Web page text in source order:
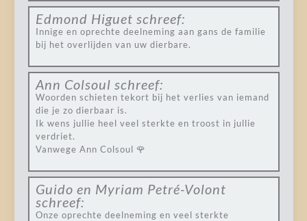
Edmond Higuet schreef:
Innige en oprechte deelneming aan gans de familie
bij het overlijden van uw dierbare.
Ann Colsoul schreef:
Woorden schieten tekort bij het verlies van iemand
die je zo dierbaar is.
Ik wens jullie heel veel sterkte en troost in jullie
verdriet.
Vanwege Ann Colsoul 🌹
Guido en Myriam Petré-Volont
schreef:
Onze oprechte deelneming en veel sterkte